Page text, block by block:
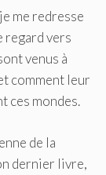
me redresse
regard vers
venus à
comment leur
ces mondes.
de la
dernier livre,